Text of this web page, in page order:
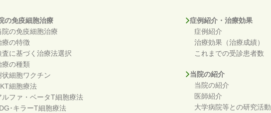
の免疫細胞治療
院の免疫細胞治療
療の特徴
査に基づく治療法選択
療の種類
状細胞ワクチン
細胞療法
ルファ・ベータT細胞療法
･キラーT細胞療法
症例紹介・治療効果
症例紹介
治療効果（治療成績）
これまでの受診患者数
当院の紹介
当院の紹介
医師紹介
大学病院等との研究活動